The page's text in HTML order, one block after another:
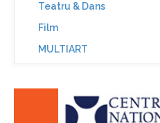
Teatru & Dans
Film
MULTIART